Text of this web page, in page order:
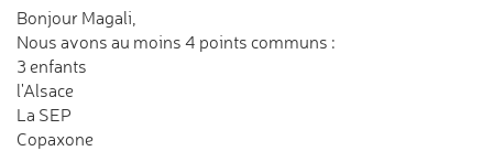
Bonjour Magali,
Nous avons au moins 4 points communs :
3 enfants
l'Alsace
La SEP
Copaxone